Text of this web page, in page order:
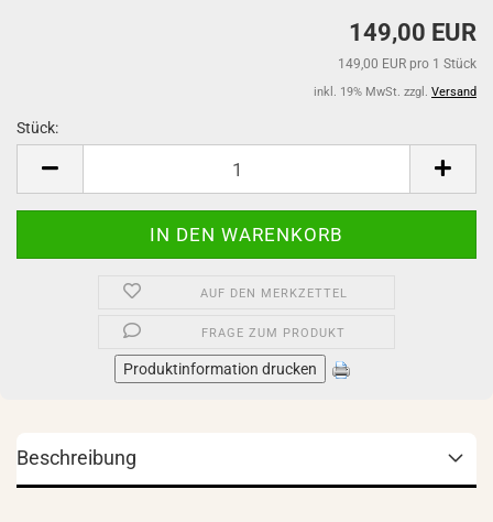
149,00 EUR
149,00 EUR pro 1 Stück
inkl. 19% MwSt. zzgl. Versand
Stück:
AUF DEN MERKZETTEL
FRAGE ZUM PRODUKT
Produktinformation drucken
Beschreibung